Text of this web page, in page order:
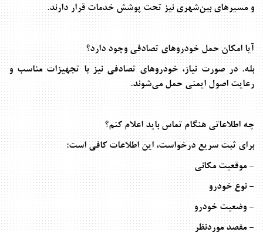
و مسیرهای بین‌شهری نیز تحت پوشش خدمات قرار دارند.
آیا امکان حمل خودروهای تصادفی وجود دارد؟
بله. در صورت نیاز، خودروهای تصادفی نیز با تجهیزات مناسب و
رعایت اصول ایمنی حمل می‌شوند.
چه اطلاعاتی هنگام تماس باید اعلام کنم؟
برای ثبت سریع درخواست، این اطلاعات کافی است:
- موقعیت مکانی
- نوع خودرو
- وضعیت خودرو
- مقصد موردنظر